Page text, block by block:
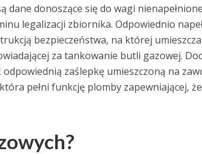
donoszące się do wagi
legalizacji zbiornika. Odpowiednio
bezpieczeństwa, na której
za tankowanie butli gazowej.
zaślepkę umieszczoną na
pełni funkcję plomby zapewniającej,